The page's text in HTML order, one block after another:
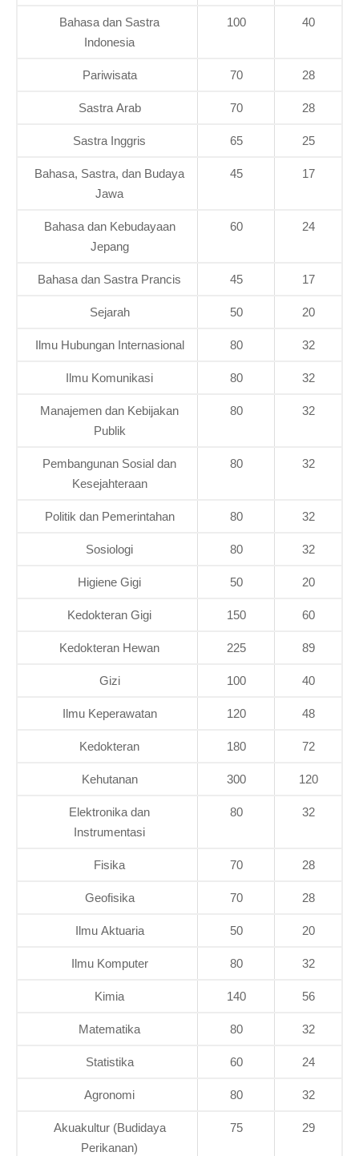
Bahasa dan Sastra
Indonesia
100 40
Pariwisata 70 28
Sastra Arab 70 28
Sastra Inggris 65 25
Bahasa, Sastra, dan Budaya
Jawa
45 17
Bahasa dan Kebudayaan
Jepang
60 24
Bahasa dan Sastra Prancis 45 17
Sejarah 50 20
Ilmu Hubungan Internasional 80 32
Ilmu Komunikasi 80 32
Manajemen dan Kebijakan
Publik
80 32
Pembangunan Sosial dan
Kesejahteraan
80 32
Politik dan Pemerintahan 80 32
Sosiologi 80 32
Higiene Gigi 50 20
Kedokteran Gigi 150 60
Kedokteran Hewan 225 89
Gizi 100 40
Ilmu Keperawatan 120 48
Kedokteran 180 72
Kehutanan 300 120
Elektronika dan
Instrumentasi
80 32
Fisika 70 28
Geofisika 70 28
Ilmu Aktuaria 50 20
Ilmu Komputer 80 32
Kimia 140 56
Matematika 80 32
Statistika 60 24
Agronomi 80 32
Akuakultur (Budidaya
Perikanan)
75 29